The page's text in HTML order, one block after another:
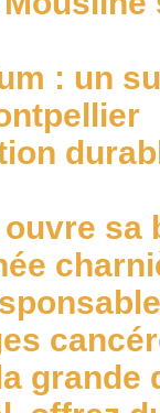
: un
sa
grande